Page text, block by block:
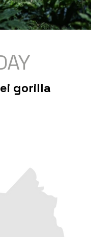
gorilla